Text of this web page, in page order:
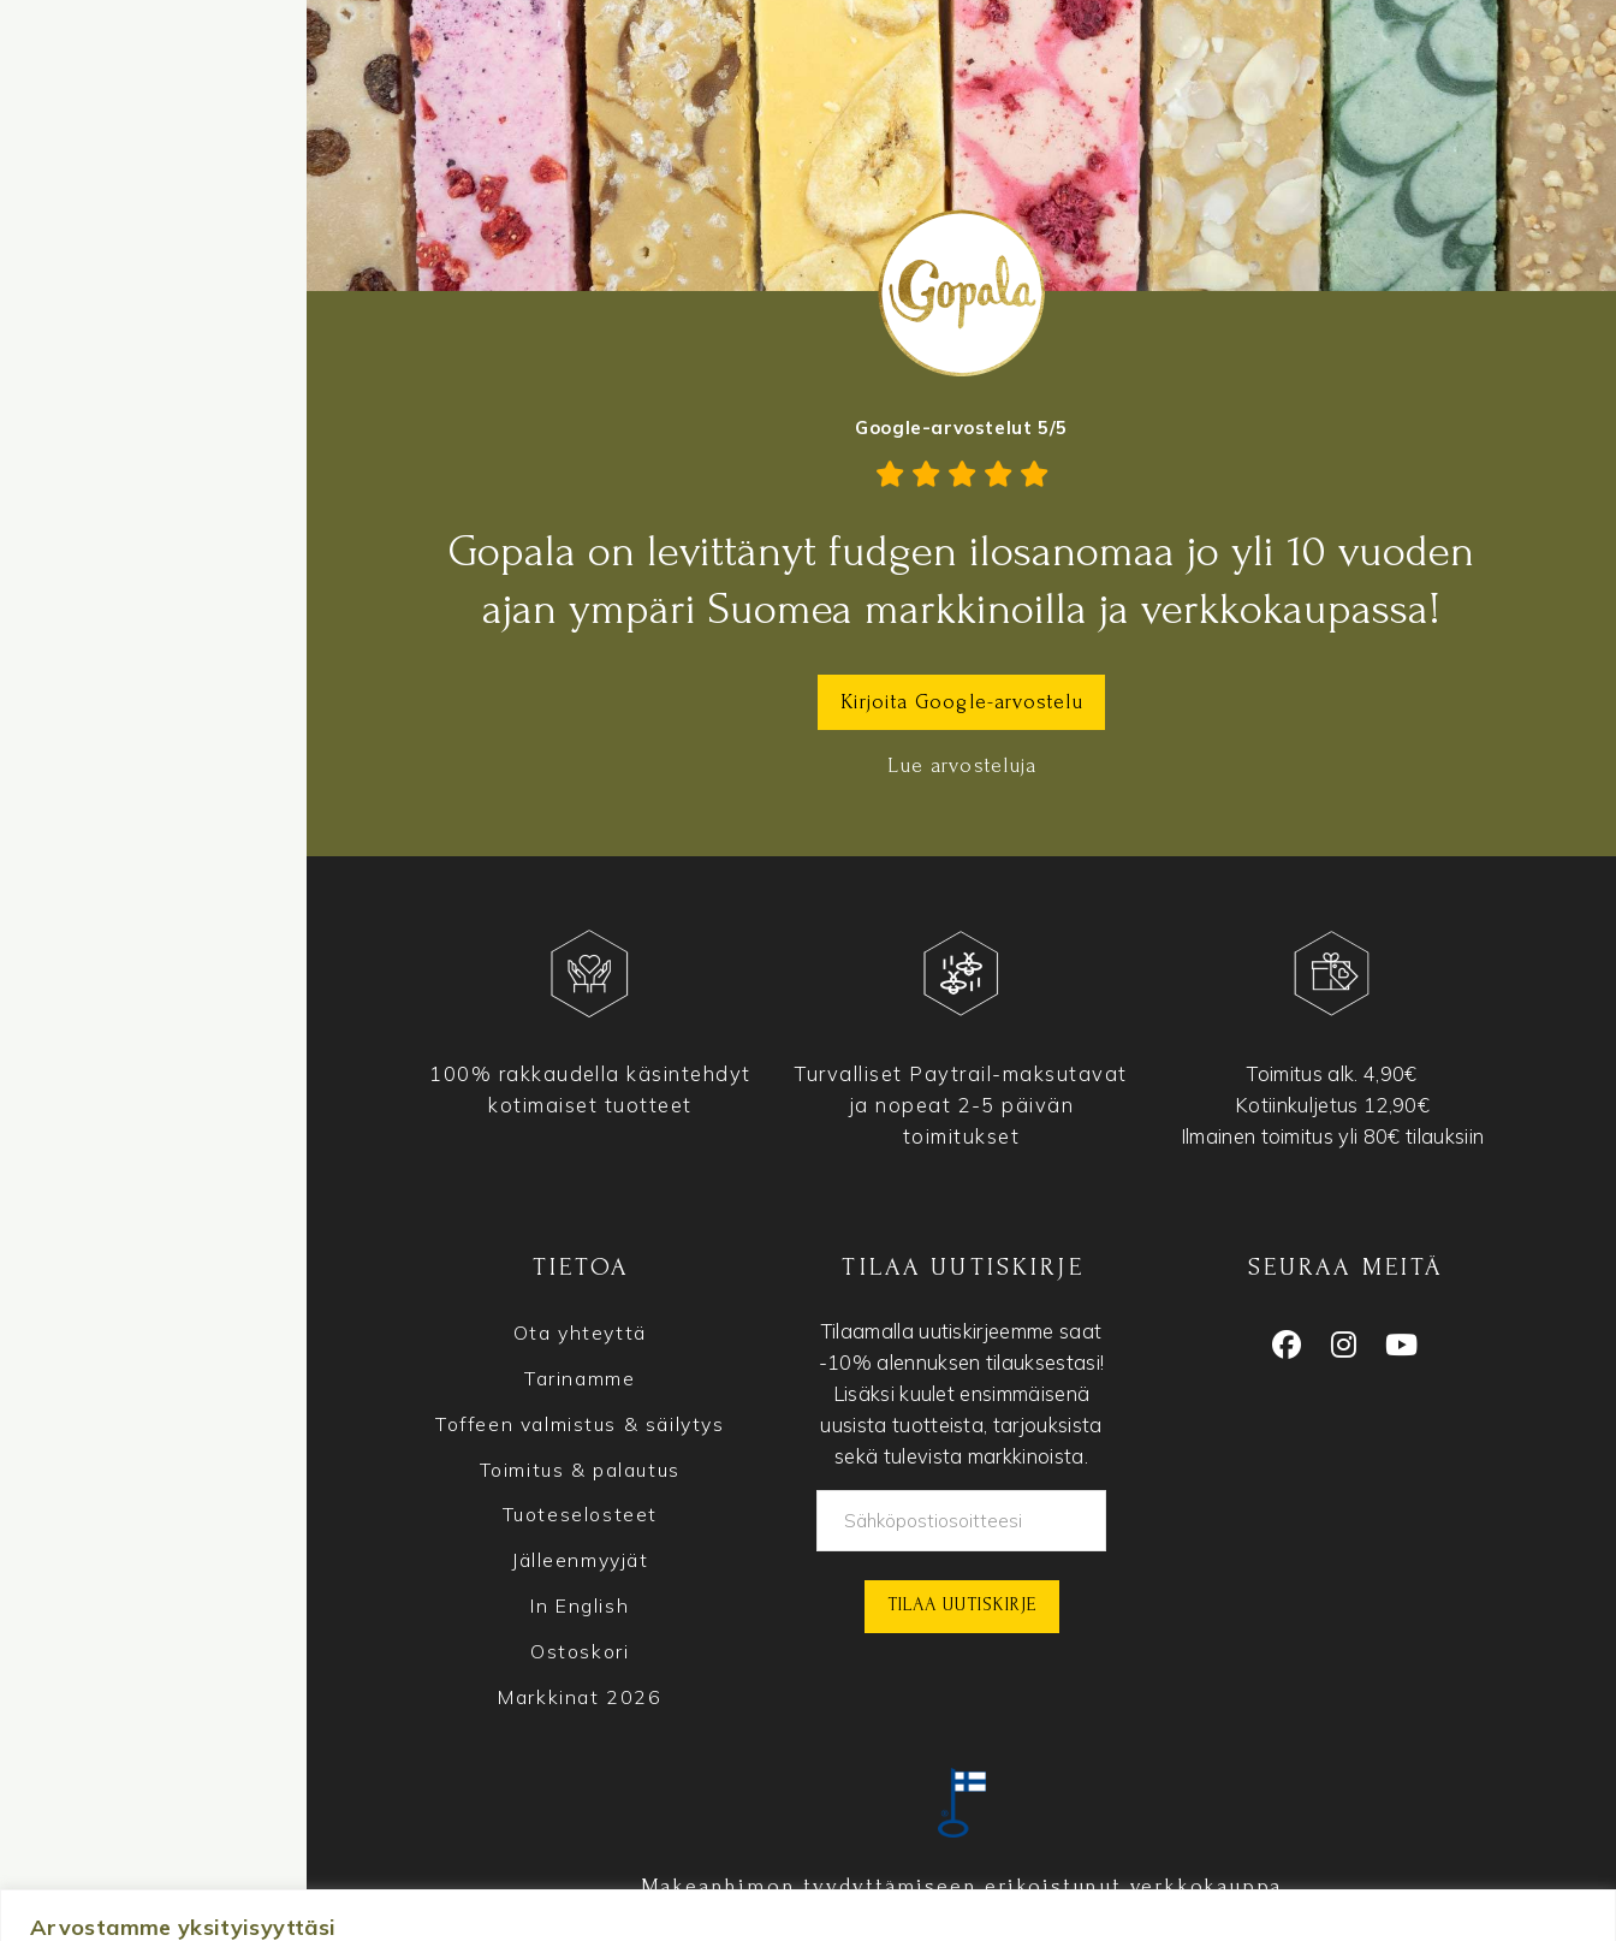
Arvostamme yksityisyyttäsi
Google-arvostelut 5/5
Gopala on levittänyt fudgen ilosanomaa jo yli 10 vuoden
ajan ympäri Suomea markkinoilla ja verkkokaupassa!
Kirjoita Google-arvostelu
Lue arvosteluja
100% rakkaudella käsintehdyt
kotimaiset tuotteet
Turvalliset Paytrail-maksutavat
ja nopeat 2-5 päivän
toimitukset
Toimitus alk. 4,90€
Kotiinkuljetus 12,90€
Ilmainen toimitus yli 80€ tilauksiin
TIETOA
Ota yhteyttä
Tarinamme
Toffeen valmistus & säilytys
Toimitus & palautus
Tuoteselosteet
Jälleenmyyjät
In English
Ostoskori
Markkinat 2026
TILAA UUTISKIRJE
Tilaamalla uutiskirjeemme saat
-10% alennuksen tilauksestasi!
Lisäksi kuulet ensimmäisenä
uusista tuotteista, tarjouksista
sekä tulevista markkinoista.
SEURAA MEITÄ
Makeanhimon tyydyttämiseen erikoistunut verkkokauppa